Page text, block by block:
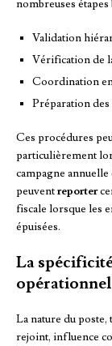
nombreuses étapes
Validation
Vérification de
Coordination
Préparation
Ces procédures
particulièrement
campagne
peuventreporter
fiscale lorsque les
épuisées.
La
La nature du poste,
rejoint, influence